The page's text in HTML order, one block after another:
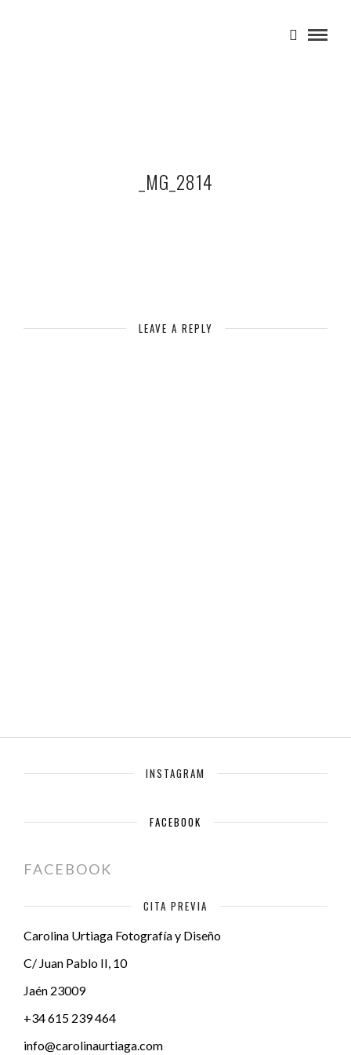
_MG_2814
LEAVE A REPLY
INSTAGRAM
FACEBOOK
FACEBOOK
CITA PREVIA
Carolina Urtiaga Fotografía y Diseño
C/ Juan Pablo II, 10
Jaén 23009
+34 615 239 464
info@carolinaurtiaga.com